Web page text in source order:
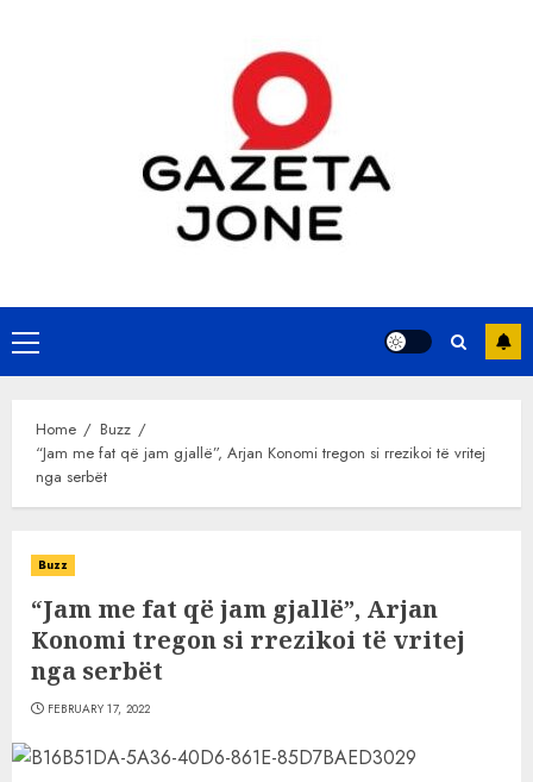
Primary
Menu
Home
Buzz
“Jam me fat që jam gjallë”, Arjan Konomi tregon si rrezikoi të vritej
nga serbët
Buzz
“Jam me fat që jam gjallë”, Arjan
Konomi tregon si rrezikoi të vritej
nga serbët
FEBRUARY 17, 2022